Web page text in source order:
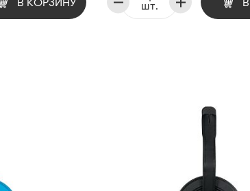
В КОРЗИНУ шт.